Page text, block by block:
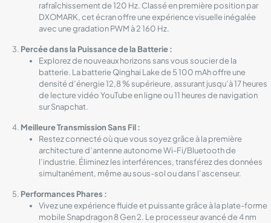
rafraîchissement de 120 Hz. Classé en première position par
DXOMARK, cet écran offre une expérience visuelle inégalée
avec une gradation PWM à 2 160 Hz.
Percée dans la Puissance de la Batterie :
Explorez de nouveaux horizons sans vous soucier de la
batterie. La batterie Qinghai Lake de 5 100 mAh offre une
densité d’énergie 12,8 % supérieure, assurant jusqu’à 17 heures
de lecture vidéo YouTube en ligne ou 11 heures de navigation
sur Snapchat.
Meilleure Transmission Sans Fil :
Restez connecté où que vous soyez grâce à la première
architecture d’antenne autonome Wi-Fi/Bluetooth de
l’industrie. Éliminez les interférences, transférez des données
simultanément, même au sous-sol ou dans l’ascenseur.
Performances Phares :
Vivez une expérience fluide et puissante grâce à la plate-forme
mobile Snapdragon 8 Gen 2. Le processeur avancé de 4 nm